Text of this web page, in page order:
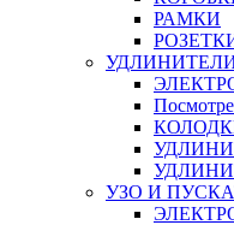
РАМКИ
УЗО И